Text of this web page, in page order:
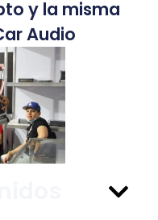
y la misma
Audio